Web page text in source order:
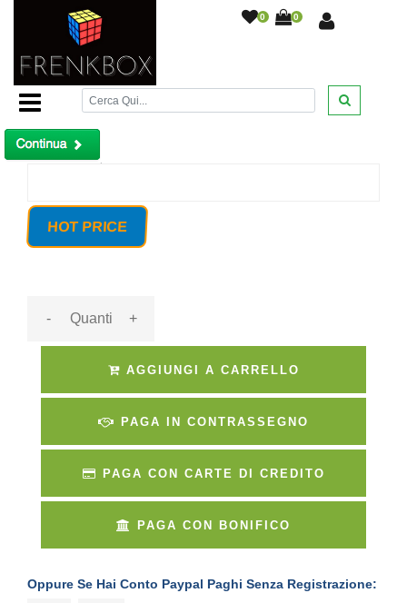
0 0
Home Page /Telecamera IP 720p Megapixel
Videosorveglianza Lente 3.6mm Dual stream, Cloud
Prodotto non trovato!
HOT PRICE
- +
AGGIUNGI A CARRELLO
PAGA IN CONTRASSEGNO
PAGA CON CARTE DI CREDITO
PAGA CON BONIFICO
Oppure Se Hai Conto Paypal Paghi Senza Registrazione: